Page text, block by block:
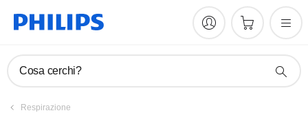
Cosa cerchi?
Respirazione